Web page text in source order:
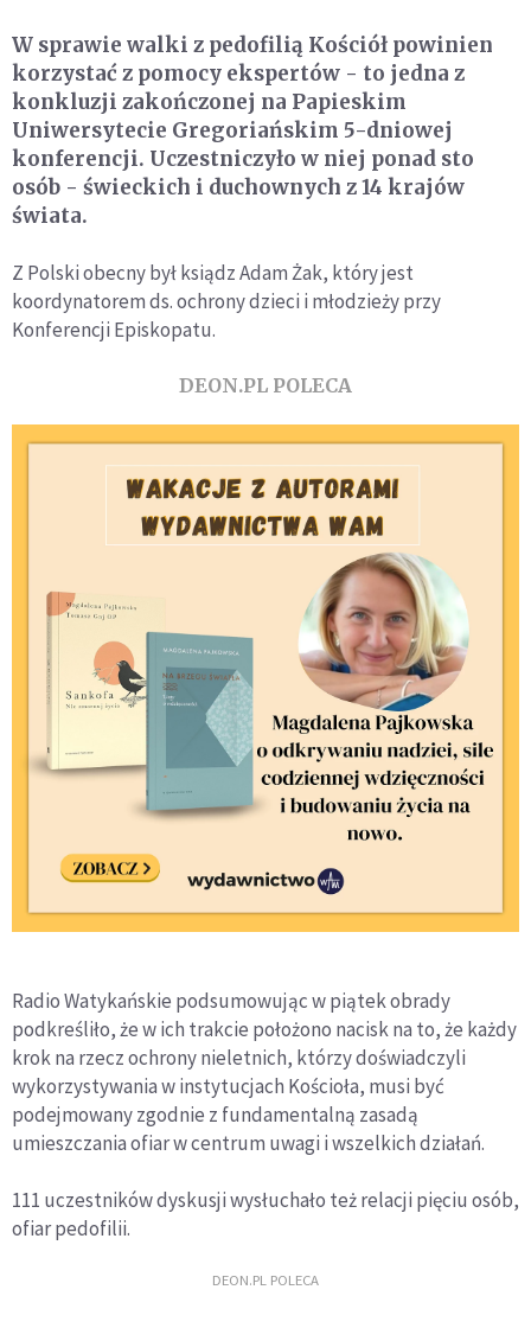
W sprawie walki z pedofilią Kościół powinien
korzystać z pomocy ekspertów - to jedna z
konkluzji zakończonej na Papieskim
Uniwersytecie Gregoriańskim 5-dniowej
konferencji. Uczestniczyło w niej ponad sto
osób - świeckich i duchownych z 14 krajów
świata.
Z Polski obecny był ksiądz Adam Żak, który jest
koordynatorem ds. ochrony dzieci i młodzieży przy
Konferencji Episkopatu.
DEON.PL POLECA
Radio Watykańskie podsumowując w piątek obrady
podkreśliło, że w ich trakcie położono nacisk na to, że każdy
krok na rzecz ochrony nieletnich, którzy doświadczyli
wykorzystywania w instytucjach Kościoła, musi być
podejmowany zgodnie z fundamentalną zasadą
umieszczania ofiar w centrum uwagi i wszelkich działań.
111 uczestników dyskusji wysłuchało też relacji pięciu osób,
ofiar pedofilii.
DEON.PL POLECA